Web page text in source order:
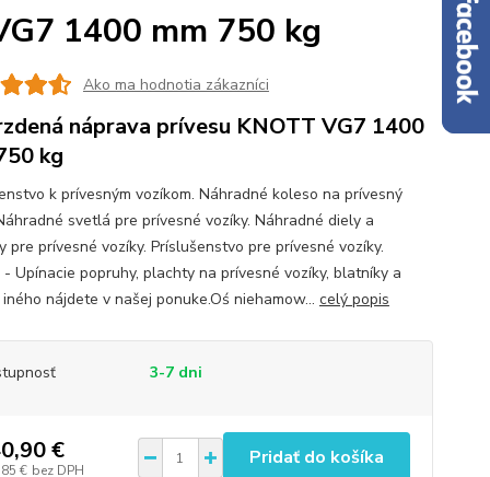
1400 mm 750 kg
Ako ma hodnotia zákazníci
náprava prívesu KNOTT VG7 1400
kg
k prívesným vozíkom. Náhradné koleso na prívesný
svetlá pre prívesné vozíky. Náhradné diely a
pre prívesné vozíky. Príslušenstvo pre prívesné vozíky.
Upínacie popruhy, plachty na prívesné vozíky, blatníky a
nájdete v našej ponuke.Oś niehamow... celý popis
3-7 dni
€
€ bez DPH
Pridať do košíka